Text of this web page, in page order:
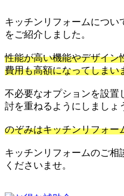
キッチンリフォームについ
をご紹介しました。
性能が高い機能やデザイン
費用も高額になってしまい
不必要なオプションを設置
討を重ねるようにしましょ
のぞみはキッチンリフォー
キッチンリフォームのご相
くださいませ。